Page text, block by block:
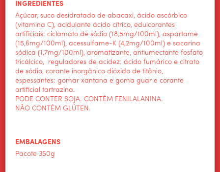
INGREDIENTES
Açúcar, suco desidratado de abacaxi, ácido ascórbico
(vitamina C), acidulante ácido cítrico, edulcorantes
artificiais: ciclamato de sódio (18,5mg/100ml), aspartame
(15,6mg/100ml), acessulfame-K (4,2mg/100ml) e sacarina
sódica (1,7mg/100ml), aromatizante, antiumectante fosfato
tricálcico, reguladores de acidez: ácido fumárico e citrato
de sódio, corante inorgânico dióxido de titânio,
espessantes: gomar xantana e goma guar e corante
artificial tartrazina.
PODE CONTER SOJA. CONTÉM FENILALANINA.
NÃO CONTÉM GLÚTEN.
EMBALAGENS
Pacote 350g